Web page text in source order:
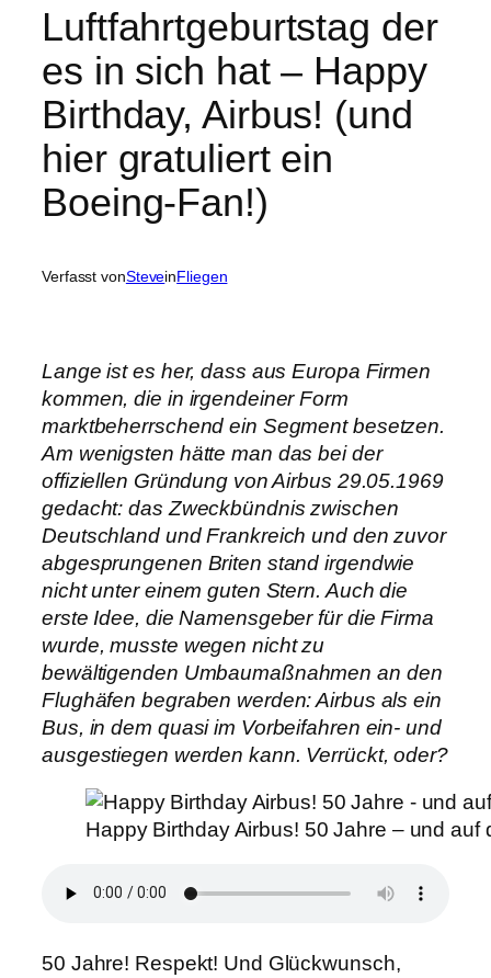
Luftfahrtgeburtstag der
es in sich hat – Happy
Birthday, Airbus! (und
hier gratuliert ein
Boeing-Fan!)
Verfasst vonSteveinFliegen
Lange ist es her, dass aus Europa Firmen
kommen, die in irgendeiner Form
marktbeherrschend ein Segment besetzen.
Am wenigsten hätte man das bei der
offiziellen Gründung von Airbus 29.05.1969
gedacht: das Zweckbündnis zwischen
Deutschland und Frankreich und den zuvor
abgesprungenen Briten stand irgendwie
nicht unter einem guten Stern. Auch die
erste Idee, die Namensgeber für die Firma
wurde, musste wegen nicht zu
bewältigenden Umbaumaßnahmen an den
Flughäfen begraben werden: Airbus als ein
Bus, in dem quasi im Vorbeifahren ein- und
ausgestiegen werden kann. Verrückt, oder?
Happy Birthday Airbus! 50 Jahre – und
50 Jahre! Respekt! Und Glückwunsch,